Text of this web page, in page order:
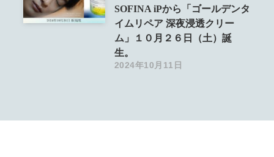
SOFINA iPから「ゴールデンタ
イムリペア 深夜浸透クリー
ム」１０月２６日（土）誕
生。
2024年10月11日